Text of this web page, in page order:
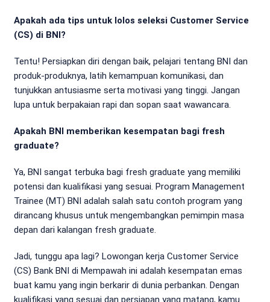
Apakah ada tips untuk lolos seleksi Customer Service
(CS) di BNI?
Tentu! Persiapkan diri dengan baik, pelajari tentang BNI dan
produk-produknya, latih kemampuan komunikasi, dan
tunjukkan antusiasme serta motivasi yang tinggi. Jangan
lupa untuk berpakaian rapi dan sopan saat wawancara.
Apakah BNI memberikan kesempatan bagi fresh
graduate?
Ya, BNI sangat terbuka bagi fresh graduate yang memiliki
potensi dan kualifikasi yang sesuai. Program Management
Trainee (MT) BNI adalah salah satu contoh program yang
dirancang khusus untuk mengembangkan pemimpin masa
depan dari kalangan fresh graduate.
Jadi, tunggu apa lagi? Lowongan kerja Customer Service
(CS) Bank BNI di Mempawah ini adalah kesempatan emas
buat kamu yang ingin berkarir di dunia perbankan. Dengan
kualifikasi yang sesuai dan persiapan yang matang, kamu